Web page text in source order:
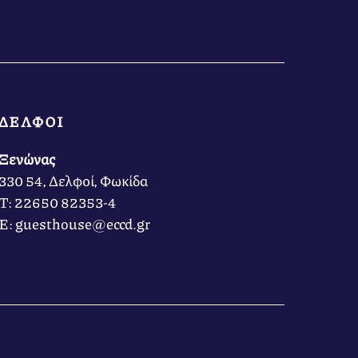
Ξενώνας
330 54, Δελφοί, Φωκίδα
Τ: 22650 82353-4
Ε: guesthouse@eccd.gr